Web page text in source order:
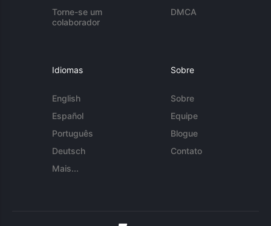
Torne-se um
colaborador
DMCA
Idiomas
English
Español
Português
Deutsch
Mais...
Sobre
Sobre
Equipe
Blogue
Contato